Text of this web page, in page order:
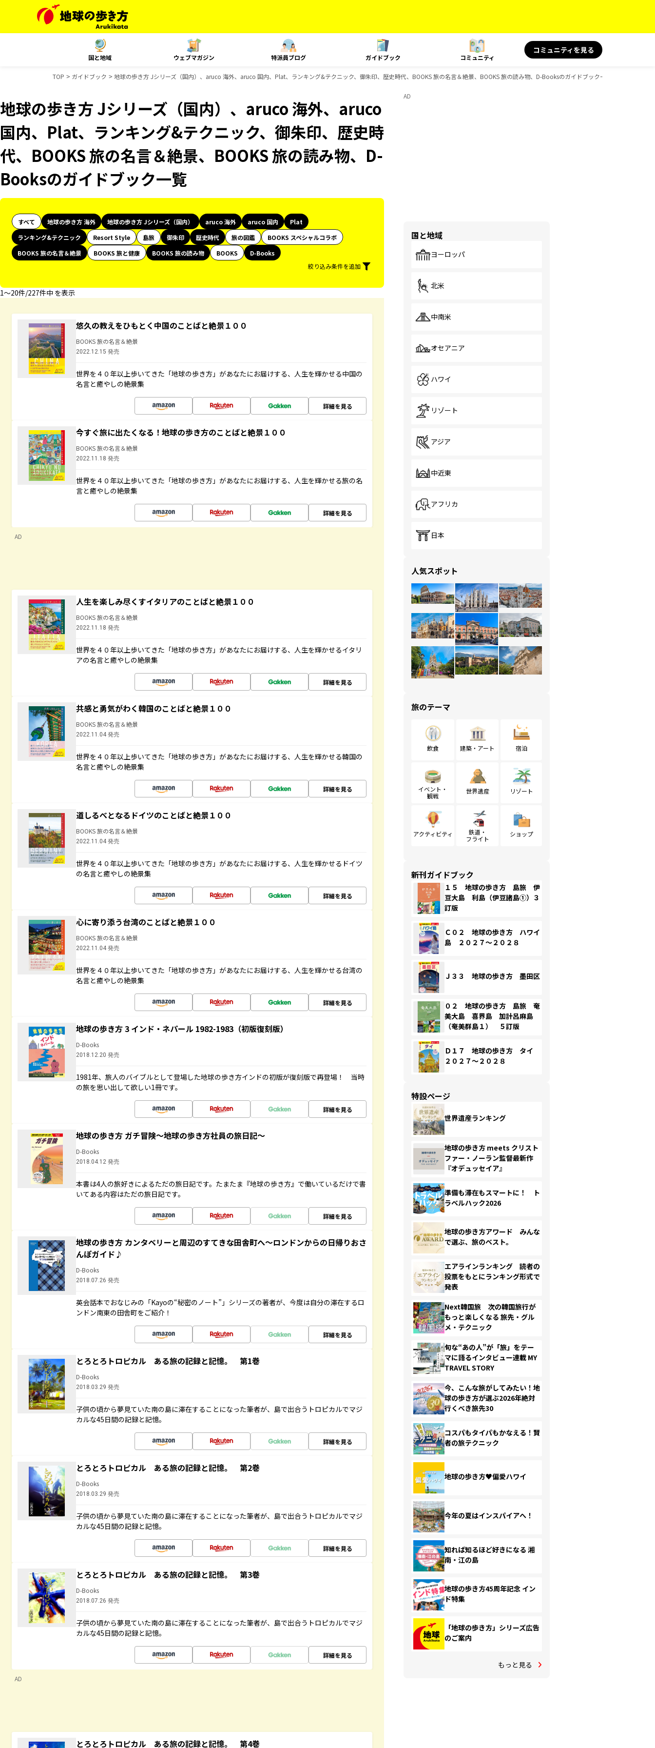
国と地域 ウェブマガジン 特派員ブログ ガイドブック コミュニティ
コミュニティを見る
TOP ガイドブック 地球の歩き方 Jシリーズ（国内）、aruco 海外、aruco 国内、Plat、ランキング&テクニック、御朱印、歴史時代、BOOKS 旅の名言＆絶景、BOOKS 旅の読み物、D-Booksのガイドブック一覧
地球の歩き方 Jシリーズ（国内）、aruco 海外、aruco
国内、Plat、ランキング&テクニック、御朱印、歴史時
代、BOOKS 旅の名言＆絶景、BOOKS 旅の読み物、D-
Booksのガイドブック一覧
すべて 地球の歩き方 海外 地球の歩き方 Jシリーズ（国内） aruco 海外 aruco 国内
Plat
ランキング&テクニック
Resort Style 島旅 御朱印 歴史時代 旅の図鑑
BOOKS スペシャルコラボ
BOOKS 旅の名言＆絶景
BOOKS 旅と健康 BOOKS 旅の読み物 BOOKS
D-Books
絞り込み条件を追加
1〜20件/227件中 を表示
悠久の教えをひもとく中国のことばと絶景１００
BOOKS 旅の名言＆絶景
2022.12.15 発売
世界を４０年以上歩いてきた「地球の歩き方」があなたにお届けする、人生を輝かせる中国の
名言と癒やしの絶景集
詳細を見る
今すぐ旅に出たくなる！地球の歩き方のことばと絶景１００
BOOKS 旅の名言＆絶景
2022.11.18 発売
世界を４０年以上歩いてきた「地球の歩き方」があなたにお届けする、人生を輝かせる旅の名
言と癒やしの絶景集
詳細を見る
AD
人生を楽しみ尽くすイタリアのことばと絶景１００
BOOKS 旅の名言＆絶景
2022.11.18 発売
世界を４０年以上歩いてきた「地球の歩き方」があなたにお届けする、人生を輝かせるイタリ
アの名言と癒やしの絶景集
詳細を見る
共感と勇気がわく韓国のことばと絶景１００
BOOKS 旅の名言＆絶景
2022.11.04 発売
世界を４０年以上歩いてきた「地球の歩き方」があなたにお届けする、人生を輝かせる韓国の
名言と癒やしの絶景集
詳細を見る
道しるべとなるドイツのことばと絶景１００
BOOKS 旅の名言＆絶景
2022.11.04 発売
世界を４０年以上歩いてきた「地球の歩き方」があなたにお届けする、人生を輝かせるドイツ
の名言と癒やしの絶景集
詳細を見る
心に寄り添う台湾のことばと絶景１００
BOOKS 旅の名言＆絶景
2022.11.04 発売
世界を４０年以上歩いてきた「地球の歩き方」があなたにお届けする、人生を輝かせる台湾の
名言と癒やしの絶景集
詳細を見る
地球の歩き方 3 インド・ネパール 1982-1983（初版復刻版）
D-Books
2018.12.20 発売
1981年、旅人のバイブルとして登場した地球の歩き方インドの初版が復刻版で再登場！ 当時
の旅を思い出して欲しい1冊です。
詳細を見る
地球の歩き方 ガチ冒険～地球の歩き方社員の旅日記～
D-Books
2018.04.12 発売
本書は4人の旅好きによるただの旅日記です。たまたま『地球の歩き方』で働いているだけで書
いてある内容はただの旅日記です。
詳細を見る
地球の歩き方 カンタベリーと周辺のすてきな田舎町へ～ロンドンからの日帰りおさ
んぽガイド♪
D-Books
2018.07.26 発売
英会話本でおなじみの「Kayoの“秘密のノート”」シリーズの著者が、今度は自分の滞在するロ
ンドン南東の田舎町をご紹介！
詳細を見る
とろとろトロピカル ある旅の記録と記憶。 第1巻
D-Books
2018.03.29 発売
子供の頃から夢見ていた南の島に滞在することになった筆者が、島で出合うトロピカルでマジ
カルな45日間の記録と記憶。
詳細を見る
とろとろトロピカル ある旅の記録と記憶。 第2巻
D-Books
2018.03.29 発売
子供の頃から夢見ていた南の島に滞在することになった筆者が、島で出合うトロピカルでマジ
カルな45日間の記録と記憶。
詳細を見る
とろとろトロピカル ある旅の記録と記憶。 第3巻
D-Books
2018.07.26 発売
子供の頃から夢見ていた南の島に滞在することになった筆者が、島で出合うトロピカルでマジ
カルな45日間の記録と記憶。
詳細を見る
AD
とろとろトロピカル ある旅の記録と記憶。 第4巻
AD
国と地域
ヨーロッパ
北米
中南米
オセアニア
ハワイ
リゾート
アジア
中近東
アフリカ
日本
人気スポット
旅のテーマ
飲食 建築・アート 宿泊
イベント・
観戦
世界遺産 リゾート
アクティビティ
鉄道・
フライト
ショップ
新刊ガイドブック
１５ 地球の歩き方 島旅 伊
豆大島 利島（伊豆諸島①）３
訂版
Ｃ０２ 地球の歩き方 ハワイ
島 ２０２７～２０２８
Ｊ３３ 地球の歩き方 墨田区
０２ 地球の歩き方 島旅 奄
美大島 喜界島 加計呂麻島
（奄美群島１） ５訂版
Ｄ１７ 地球の歩き方 タイ
２０２７～２０２８
特設ページ
世界遺産ランキング
地球の歩き方 meets クリスト
ファー・ノーラン監督最新作
『オデュッセイア』
準備も滞在もスマートに！ ト
ラベルハック2026
地球の歩き方アワード みんな
で選ぶ、旅のベスト。
エアラインランキング 読者の
投票をもとにランキング形式で
発表
Next韓国旅 次の韓国旅行が
もっと楽しくなる 旅先・グル
メ・テクニック
旬な“あの人”が「旅」をテー
マに語るインタビュー連載 MY
TRAVEL STORY
今、こんな旅がしてみたい！地
球の歩き方が選ぶ2026年絶対
行くべき旅先30
コスパもタイパもかなえる！賢
者の旅テクニック
地球の歩き方♥偏愛ハワイ
今年の夏はインスパイアへ！
知れば知るほど好きになる 湘
南・江の島
地球の歩き方45周年記念 イン
ド特集
「地球の歩き方」シリーズ広告
のご案内
もっと見る